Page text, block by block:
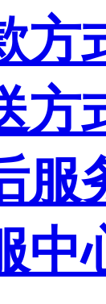
方
方
服
中